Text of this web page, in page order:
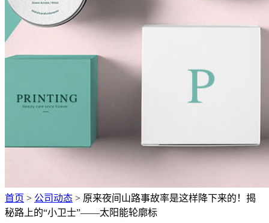
首页 > 公司动态 > 原来夜间山路事故率是这样降下来的！揭
秘路上的“小卫士”——太阳能轮廓标